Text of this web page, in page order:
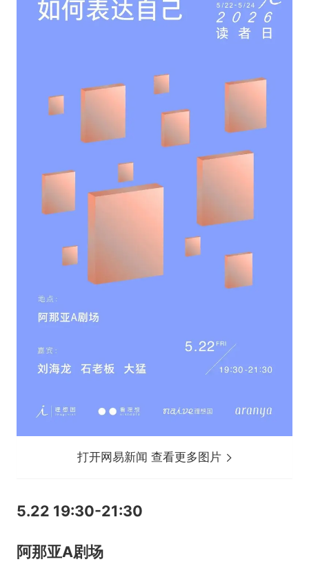
打开网易新闻 查看更多图片
5.22 19:30-21:30
阿那亚A剧场